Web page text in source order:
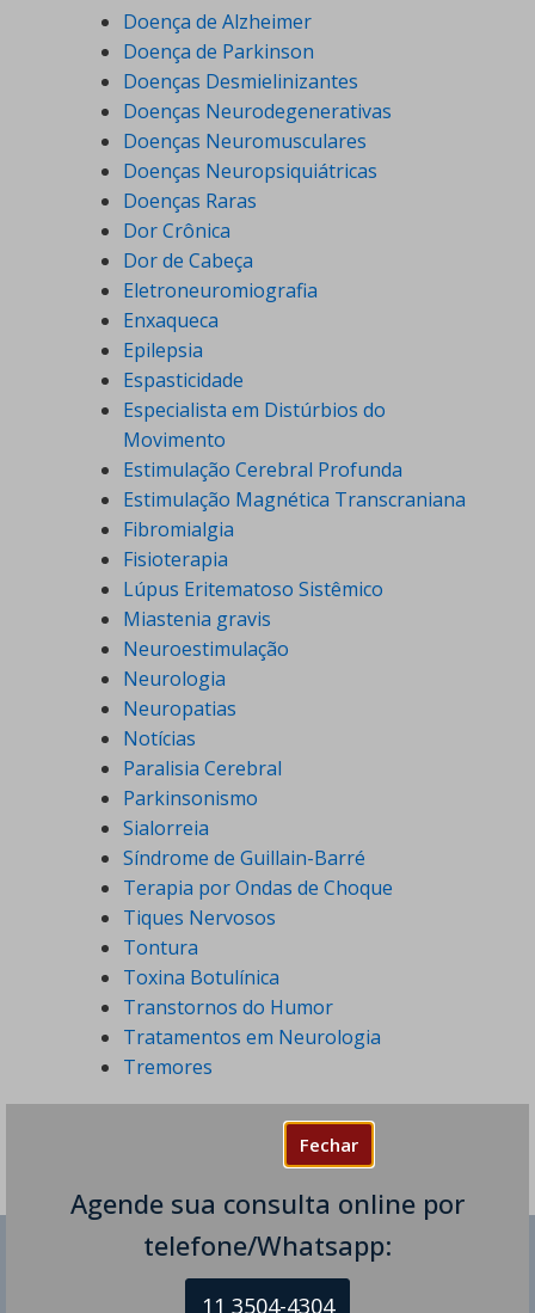
Fechar
Agende sua consulta online por
telefone/Whatsapp:
11 3504-4304
Doença de Alzheimer
Doença de Parkinson
Doenças Desmielinizantes
Doenças Neurodegenerativas
Doenças Neuromusculares
Doenças Neuropsiquiátricas
Doenças Raras
Dor Crônica
Dor de Cabeça
Eletroneuromiografia
Enxaqueca
Epilepsia
Espasticidade
Especialista em Distúrbios do
Movimento
Estimulação Cerebral Profunda
Estimulação Magnética Transcraniana
Fibromialgia
Fisioterapia
Lúpus Eritematoso Sistêmico
Miastenia gravis
Neuroestimulação
Neurologia
Neuropatias
Notícias
Paralisia Cerebral
Parkinsonismo
Sialorreia
Síndrome de Guillain-Barré
Terapia por Ondas de Choque
Tiques Nervosos
Tontura
Toxina Botulínica
Transtornos do Humor
Tratamentos em Neurologia
Tremores
Dr Diego de Castro dos Santos